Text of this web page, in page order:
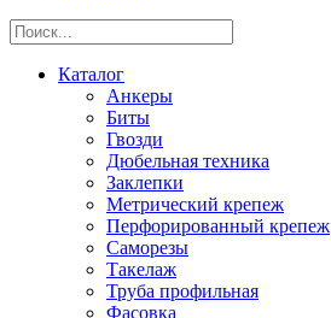
Каталог
Анкеры
Биты
Гвозди
Дюбельная техника
Заклепки
Метрический крепеж
Перфорированный крепеж
Саморезы
Такелаж
Труба профильная
Фасовка